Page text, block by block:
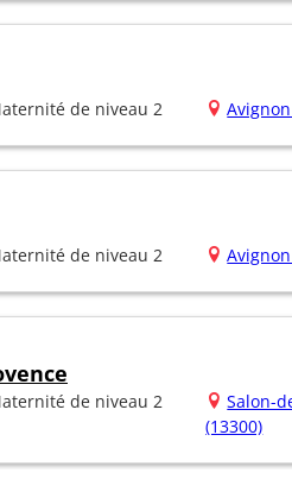
de niveau 2
de niveau 2
de niveau 2
Salon-
(13300)